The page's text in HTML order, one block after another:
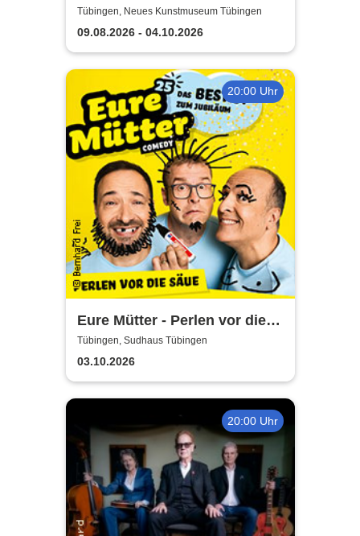
Tübingen, Neues Kunstmuseum Tübingen
09.08.2026 - 04.10.2026
20:00 Uhr
Eure Mütter - Perlen vor die
Säue - Das Best Of zum
Jubiläum
Tübingen, Sudhaus Tübingen
03.10.2026
20:00 Uhr